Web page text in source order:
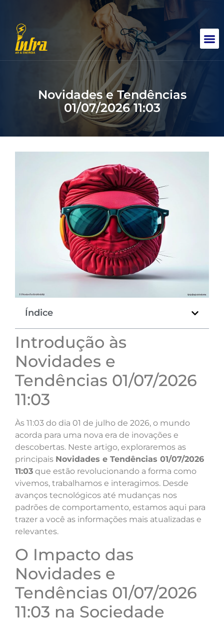
(31) 9 9188-4961
Novidades e Tendências
01/07/2026 11:03
Índice
Introdução às
Novidades e
Tendências 01/07/2026
11:03
Às 11:03 do dia 01 de julho de 2026, o mundo
acorda para uma nova era de inovações e
descobertas. Neste artigo, exploraremos as
principais Novidades e Tendências 01/07/2026
11:03 que estão revolucionando a forma como
vivemos, trabalhamos e interagimos. Desde
avanços tecnológicos até mudanças nos
padrões de comportamento, estamos aqui para
trazer a você as informações mais atualizadas e
relevantes.
O Impacto das
Novidades e
Tendências 01/07/2026
11:03 na Sociedade